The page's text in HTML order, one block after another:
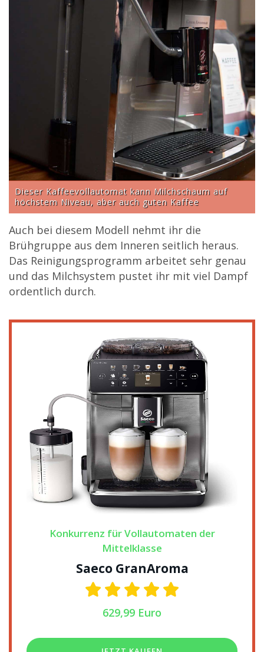
Dieser Kaffeevollautomat kann Milchschaum auf
höchstem Niveau, aber auch guten Kaffee
Auch bei diesem Modell nehmt ihr die
Brühgruppe aus dem Inneren seitlich heraus.
Das Reinigungsprogramm arbeitet sehr genau
und das Milchsystem pustet ihr mit viel Dampf
ordentlich durch.
Konkurrenz für Vollautomaten der
Mittelklasse
Saeco GranAroma
629,99 Euro